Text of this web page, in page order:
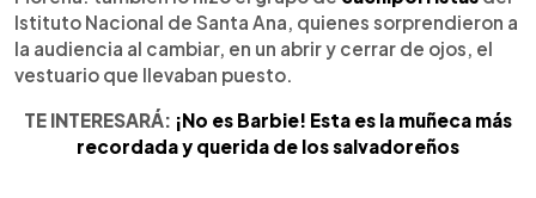
Istituto Nacional de Santa Ana, quienes sorprendieron a
la audiencia al cambiar, en un abrir y cerrar de ojos, el
vestuario que llevaban puesto.
TE INTERESARÁ: ¡No es Barbie! Esta es la muñeca más
recordada y querida de los salvadoreños